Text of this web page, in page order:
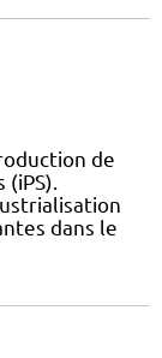
de
dans le